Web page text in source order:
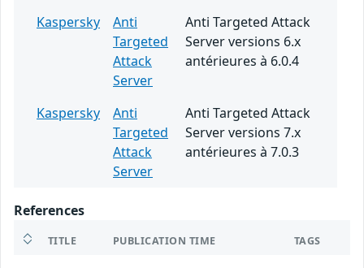
Kaspersky
Anti
Targeted
Attack
Server
Anti Targeted Attack
Server versions 6.x
antérieures à 6.0.4
Kaspersky
Anti
Targeted
Attack
Server
Anti Targeted Attack
Server versions 7.x
antérieures à 7.0.3
References
TITLE PUBLICATION TIME TAGS